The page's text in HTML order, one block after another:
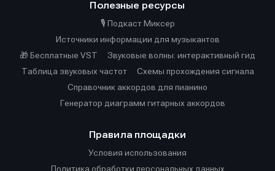
Полезные ресурсы
🎙️ Подкаст Миксер
Источники информации для музыкантов
🎁 Бесплатные VST
Звуковые волны: интерактивный гид
Таблица звуковых частот
Cхемы прохождения сигнала
Справочник аккордов для пианино
Генератор диаграмм гитарных аккордов
Правила площадки
Условия использования
Политика обработки персональных данных